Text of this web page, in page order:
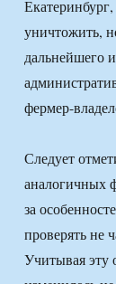
уничтожить,
дальнейшего
фермер-
Следует
аналогичных
за
проверять не
Учитывая эту